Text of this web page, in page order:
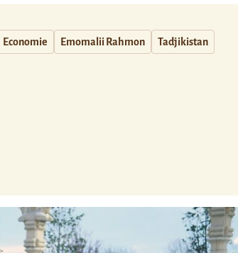
Economie Emomalii Rahmon Tadjikistan